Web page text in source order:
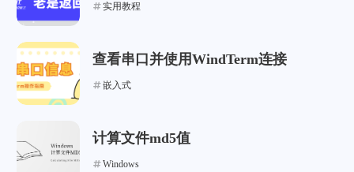
实用教程
查看串口并使用WindTerm连接
嵌入式
计算文件md5值
Windows